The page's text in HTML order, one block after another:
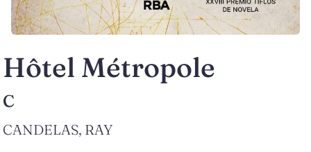
Hôtel Métropole
C
CANDELAS, RAY